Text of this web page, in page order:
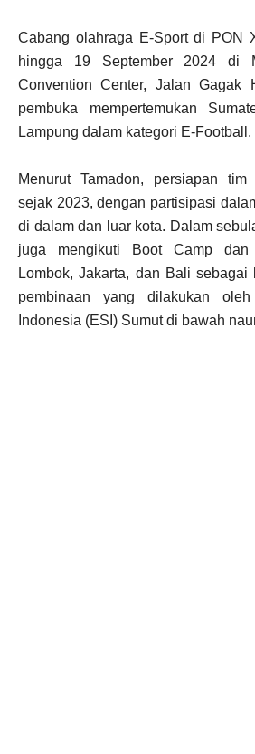
Cabang olahraga E-Sport di PON
hingga 19 September 2024 di
Convention Center, Jalan Gagak
pembuka mempertemukan
Lampung dalam kategori E-Football.
Menurut Tamadon, persiapan tim
sejak 2023, dengan partisipasi
di dalam dan luar kota. Dalam
juga mengikuti Boot Camp
Lombok, Jakarta, dan Bali sebagai
pembinaan yang dilakukan
Indonesia (ESI) Sumut di bawah